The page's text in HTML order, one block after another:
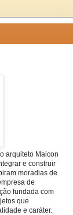
arquiteto Maicon
e construir
moradias de
de
fundada com
que
e caráter.